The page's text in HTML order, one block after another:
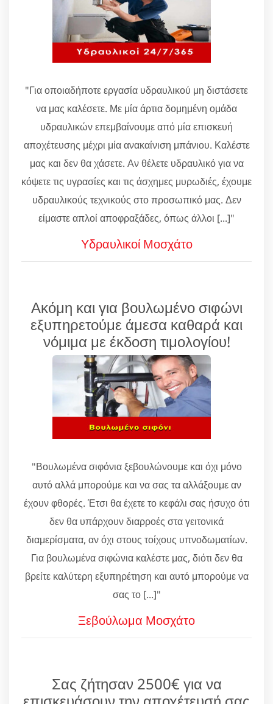
"Για οποιαδήποτε εργασία υδραυλικού μη διστάσετε
να μας καλέσετε. Με μία άρτια δομημένη ομάδα
υδραυλικών επεμβαίνουμε από μία επισκευή
αποχέτευσης μέχρι μία ανακαίνιση μπάνιου. Καλέστε
μας και δεν θα χάσετε. Αν θέλετε υδραυλικό για να
κόψετε τις υγρασίες και τις άσχημες μυρωδιές, έχουμε
υδραυλικούς τεχνικούς στο προσωπικό μας. Δεν
είμαστε απλοί αποφραξάδες, όπως άλλοι [...]"
Υδραυλικοί Μοσχάτο
Ακόμη και για βουλωμένο σιφώνι
εξυπηρετούμε άμεσα καθαρά και
νόμιμα με έκδοση τιμολογίου!
"Βουλωμένα σιφόνια ξεβουλώνουμε και όχι μόνο
αυτό αλλά μπορούμε και να σας τα αλλάξουμε αν
έχουν φθορές. Έτσι θα έχετε το κεφάλι σας ήσυχο ότι
δεν θα υπάρχουν διαρροές στα γειτονικά
διαμερίσματα, αν όχι στους τοίχους υπνοδωματίων.
Για βουλωμένα σιφώνια καλέστε μας, διότι δεν θα
βρείτε καλύτερη εξυπηρέτηση και αυτό μπορούμε να
σας το [...]"
Ξεβούλωμα Μοσχάτο
Σας ζήτησαν 2500€ για να